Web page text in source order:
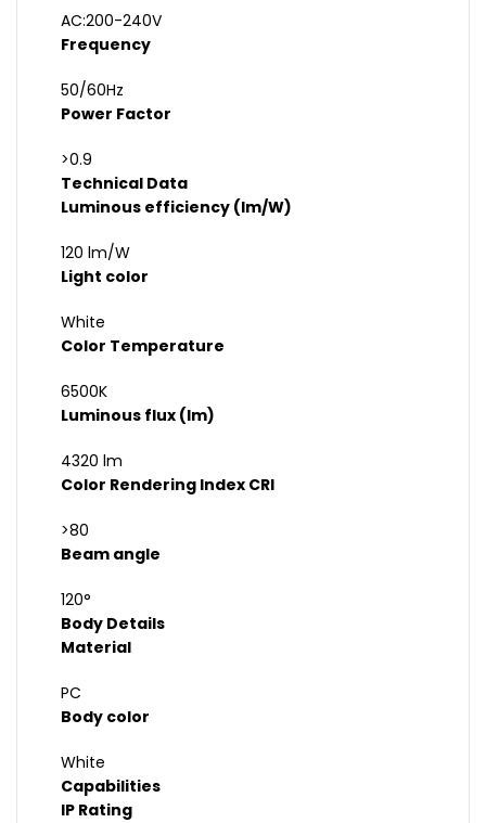
AC:200-240V
Frequency
50/60Hz
Power Factor
>0.9
Technical Data
Luminous efficiency (lm/W)
120 lm/W
Light color
White
Color Temperature
6500K
Luminous flux (lm)
4320 lm
Color Rendering Index CRI
>80
Beam angle
120°
Body Details
Material
PC
Body color
White
Capabilities
IP Rating